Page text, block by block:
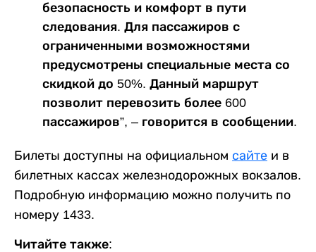
безопасность и комфорт в пути
следования. Для пассажиров с
ограниченными возможностями
предусмотрены специальные места со
скидкой до 50%. Данный маршрут
позволит перевозить более 600
пассажиров”, – говорится в сообщении.
Билеты доступны на официальном сайте и в
билетных кассах железнодорожных вокзалов.
Подробную информацию можно получить по
номеру 1433.
Читайте также: